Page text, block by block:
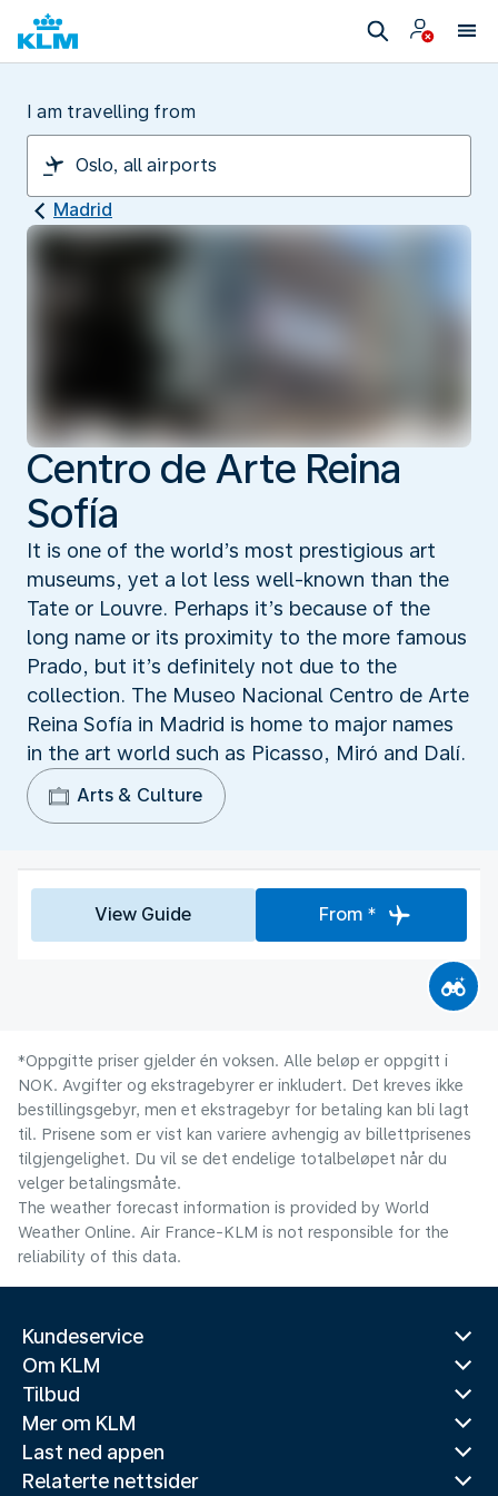
I am travelling from
Madrid
Centro de Arte Reina
Sofía
It is one of the world’s most prestigious art
museums, yet a lot less well-known than the
Tate or Louvre. Perhaps it’s because of the
long name or its proximity to the more famous
Prado, but it’s definitely not due to the
collection. The Museo Nacional Centro de Arte
Reina Sofía in Madrid is home to major names
in the art world such as Picasso, Miró and Dalí.
Arts & Culture
View Guide From *
*Oppgitte priser gjelder én voksen. Alle beløp er oppgitt i
NOK. Avgifter og ekstragebyrer er inkludert. Det kreves ikke
bestillingsgebyr, men et ekstragebyr for betaling kan bli lagt
til. Prisene som er vist kan variere avhengig av billettprisenes
tilgjengelighet. Du vil se det endelige totalbeløpet når du
velger betalingsmåte.
The weather forecast information is provided by World
Weather Online. Air France-KLM is not responsible for the
reliability of this data.
Kundeservice
Om KLM
Tilbud
Mer om KLM
Last ned appen
Relaterte nettsider